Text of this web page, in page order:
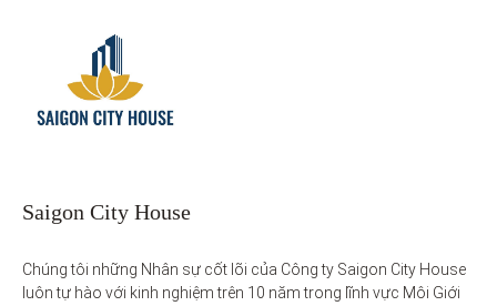
Saigon City House
Chúng tôi những Nhân sự cốt lõi của Công ty Saigon City House
luôn tự hào với kinh nghiệm trên 10 năm trong lĩnh vực Môi Giới